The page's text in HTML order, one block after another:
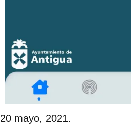
20 mayo, 2021.